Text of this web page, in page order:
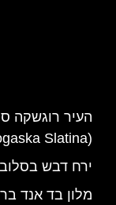
העיר רוגשקה
(Rogaska Slatina)
ירח דבש